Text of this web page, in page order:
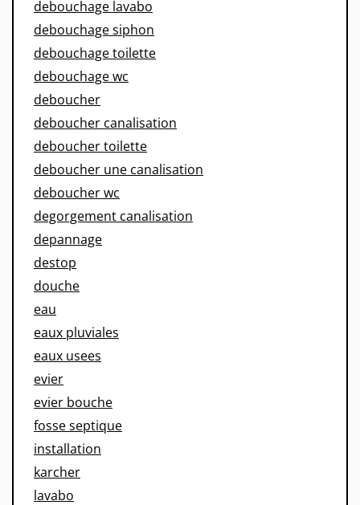
debouchage lavabo
debouchage siphon
debouchage toilette
debouchage wc
deboucher
deboucher canalisation
deboucher toilette
deboucher une canalisation
deboucher wc
degorgement canalisation
depannage
destop
douche
eau
eaux pluviales
eaux usees
evier
evier bouche
fosse septique
installation
karcher
lavabo